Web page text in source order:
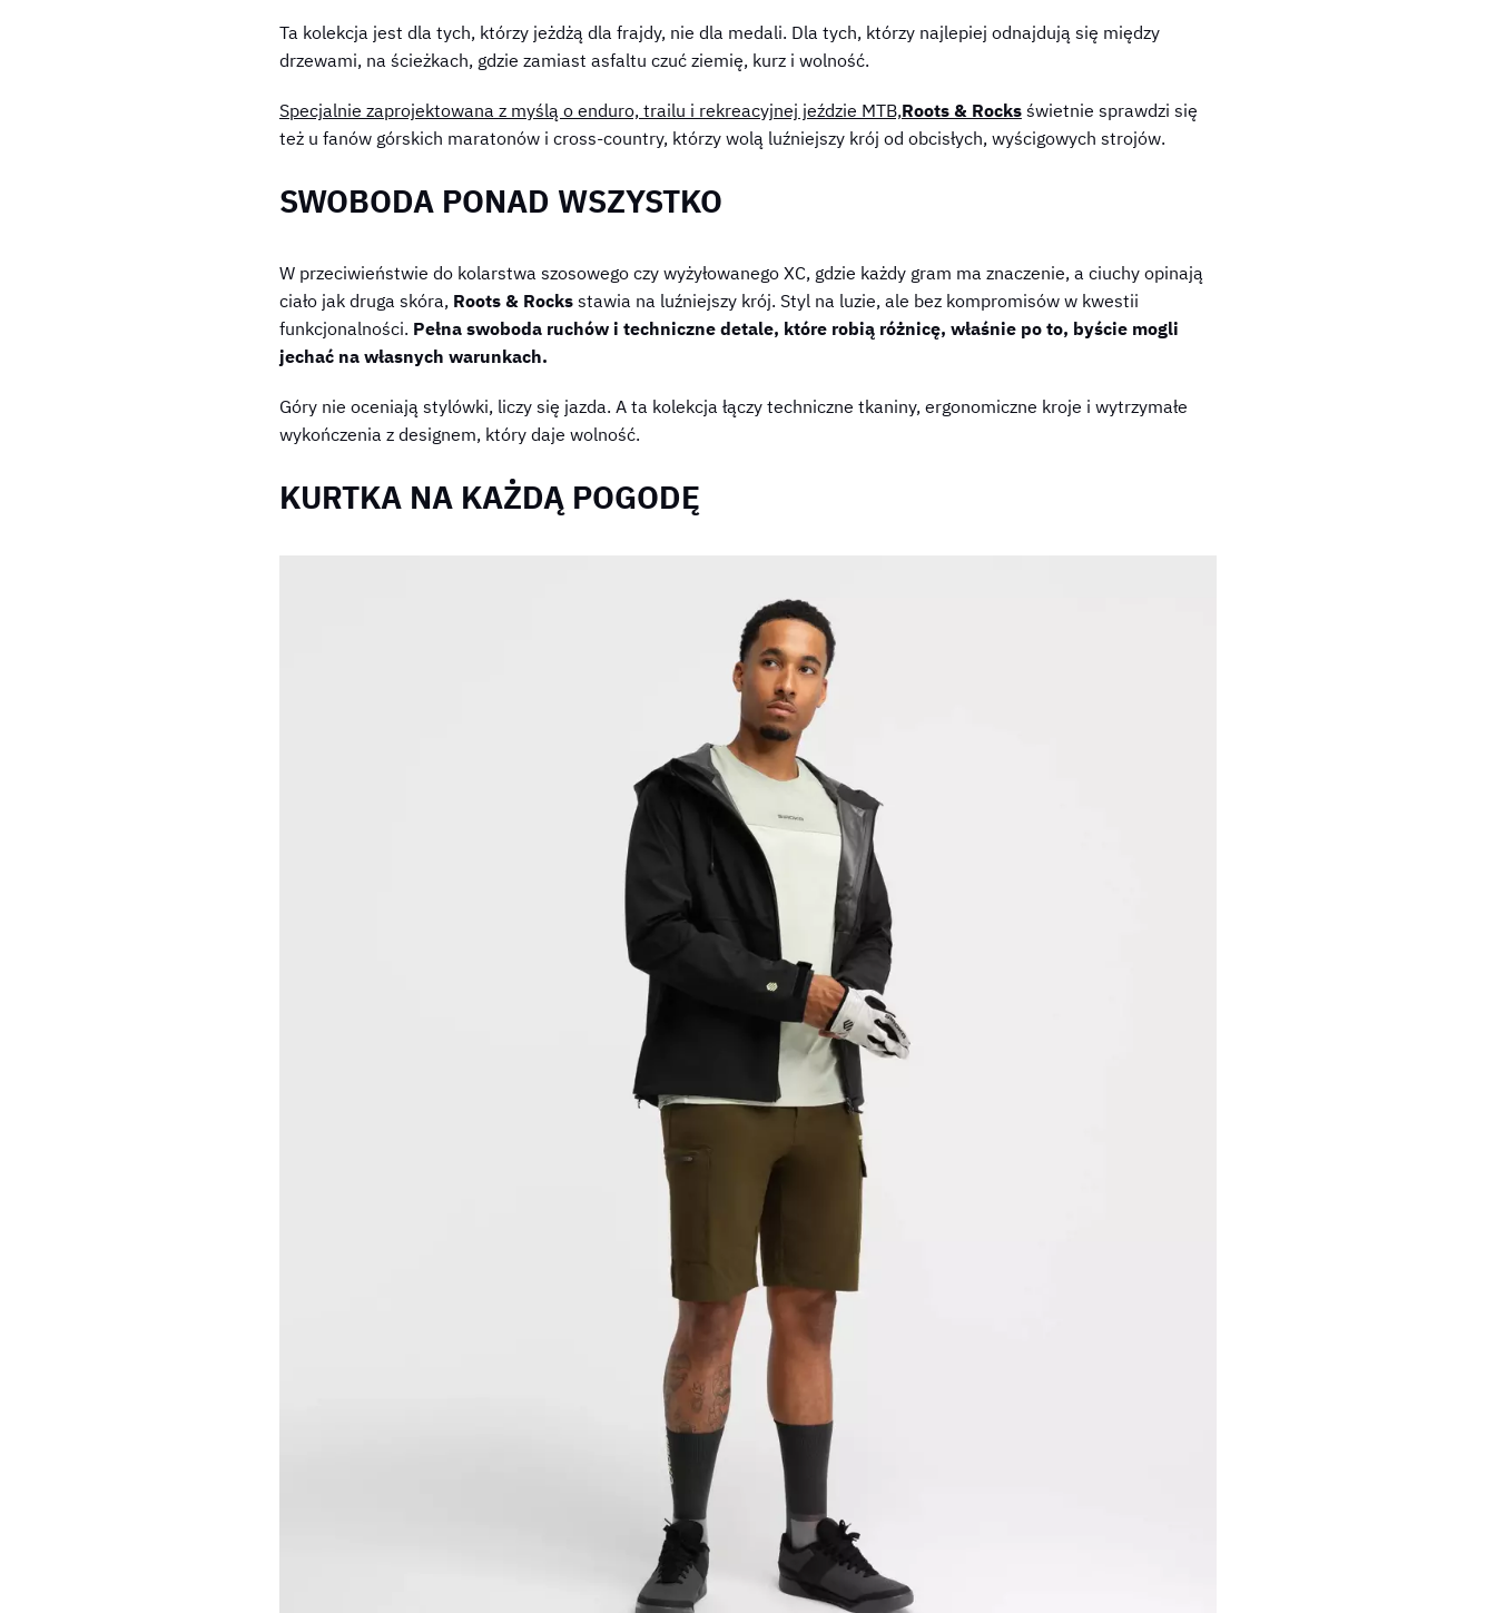
Ta kolekcja jest dla tych, którzy jeżdżą dla frajdy, nie dla medali. Dla tych, którzy najlepiej odnajdują się między
drzewami, na ścieżkach, gdzie zamiast asfaltu czuć ziemię, kurz i wolność.
Specjalnie zaprojektowana z myślą o enduro, trailu i rekreacyjnej jeździe MTB,Roots & Rocksświetnie sprawdzi się
też u fanów górskich maratonów i cross-country, którzy wolą luźniejszy krój od obcisłych, wyścigowych strojów.
SWOBODA PONAD WSZYSTKO
W przeciwieństwie do kolarstwa szosowego czy wyżyłowanego XC, gdzie każdy gram ma znaczenie, a ciuchy opinają
ciało jak druga skóra, Roots & Rocksstawia na luźniejszy krój. Styl na luzie, ale bez kompromisów w kwestii
funkcjonalności. Pełna swoboda ruchów i techniczne detale, które robią różnicę, właśnie po to, byście mogli
jechać na własnych warunkach.
Góry nie oceniają stylówki, liczy się jazda. A ta kolekcja łączy techniczne tkaniny, ergonomiczne kroje i wytrzymałe
wykończenia z designem, który daje wolność.
KURTKA NA KAŻDĄ POGODĘ